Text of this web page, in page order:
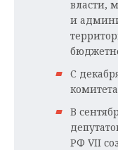
власти,
и
С
В
РФ VII